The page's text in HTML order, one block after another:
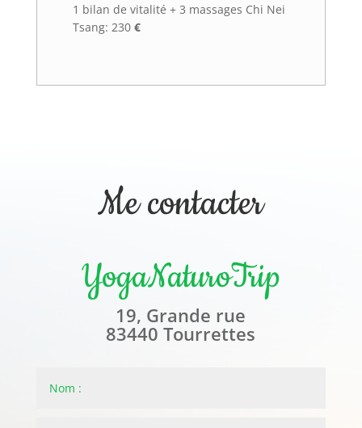
1 bilan de vitalité + 3 massages Chi Nei
Tsang: 230 €
Me contacter
YogaNaturoTrip
19, Grande rue
83440 Tourrettes